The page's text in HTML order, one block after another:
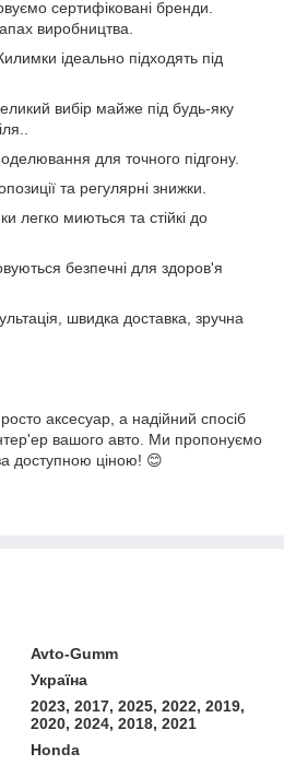
сертифіковані бренди.
виробництва.
ідеально підходять під
вибір майже під будь-яку
для точного підгону.
та регулярні знижки.
легко миються та стійкі до
безпечні для здоров'я
швидка доставка, зручна
аксесуар, а надійний спосіб
вашого авто. Ми пропонуємо
доступною ціною! 😊
Avto-Gumm
Україна
2023, 2017, 2025, 2022, 2019,
2020, 2024, 2018, 2021
Honda